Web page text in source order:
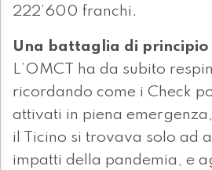
222’600 franchi.
Una battaglia di principio
L’OMCT ha da subito
ricordando come i Check
attivati in piena
il Ticino si trovava solo ad
impatti della pandemia, e